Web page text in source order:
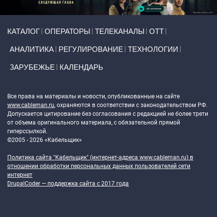
КАТАЛОГ ОПЕРАТОРЫ ТЕЛЕКАНАЛЫ ОТТ
АНАЛИТИКА РЕГУЛИРОВАНИЕ ТЕХНОЛОГИИ
ЗАРУБЕЖЬЕ КАЛЕНДАРЬ
Все права на материалы и новости, опубликованные на сайте
www.cableman.ru, охраняются в соответствии с законодательством РФ.
Допускается цитирование без согласования с редакцией не более трети
от объема оригинального материала, с обязательной прямой
гиперссылкой.
©2005 - 2026 «Кабельщик»
Политика сайта "Кабельщик" (интернет-адреса www.cableman.ru) в
отношении обработки персональных данных пользователей сети
интернет
DrupalCoder — поддержка сайта c 2017 года